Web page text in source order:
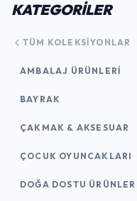
KATEGORİLER
TÜM KOLEKSIYONLAR
AMBALAJ ÜRÜNLERI
BAYRAK
ÇAKMAK & AKSESUAR
ÇOCUK OYUNCAKLARI
DOĞA DOSTU ÜRÜNLER